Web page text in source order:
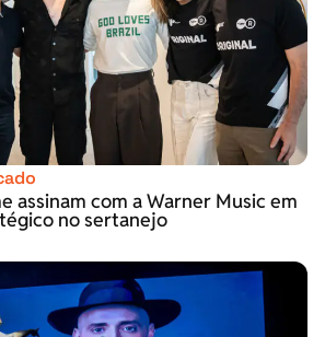
assinam com a Warner Music em
no sertanejo